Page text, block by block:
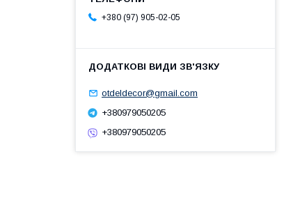
+380 (97) 905-02-05
otdeldecor@gmail.com
+380979050205
+380979050205